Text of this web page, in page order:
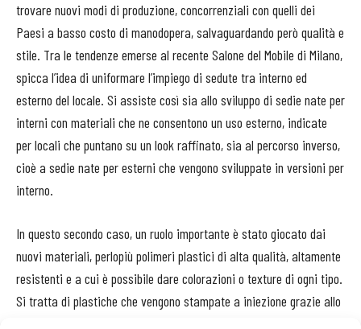
trovare nuovi modi di produzione, concorrenziali con quelli dei
Paesi a basso costo di manodopera, salvaguardando però qualità e
stile. Tra le tendenze emerse al recente Salone del Mobile di Milano,
spicca l’idea di uniformare l’impiego di sedute tra interno ed
esterno del locale. Si assiste così sia allo sviluppo di sedie nate per
interni con materiali che ne consentono un uso esterno, indicate
per locali che puntano su un look raffinato, sia al percorso inverso,
cioè a sedie nate per esterni che vengono sviluppate in versioni per
interno.
In questo secondo caso, un ruolo importante è stato giocato dai
nuovi materiali, perlopiù polimeri plastici di alta qualità, altamente
resistenti e a cui è possibile dare colorazioni o texture di ogni tipo.
Si tratta di plastiche che vengono stampate a iniezione grazie allo